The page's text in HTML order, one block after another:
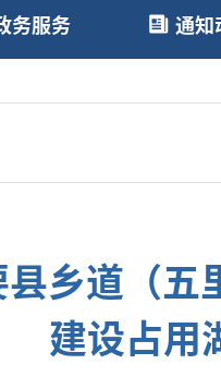
务服务 通知
乡道（五
建设占用